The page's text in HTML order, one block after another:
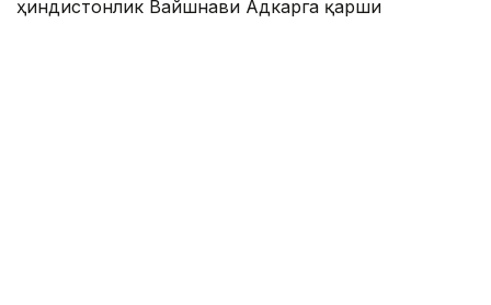
ҳиндистонлик Вайшнави Адкарга қарши